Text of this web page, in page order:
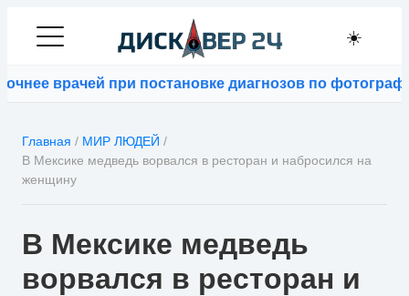
☀️
при постановке диагнозов по фотографиям⚡
Главная / МИР ЛЮДЕЙ /
В Мексике медведь ворвался в ресторан и набросился на
женщину
В Мексике медведь
ворвался в ресторан и